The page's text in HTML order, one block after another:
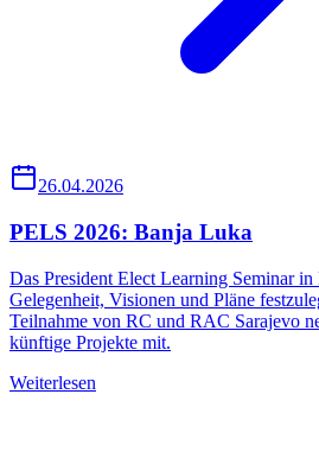
26.04.2026
PELS 2026: Banja Luka
Das President Elect Learning Seminar
Gelegenheit, Visionen und Pläne
Teilnahme von RC und RAC Sarajevo
künftige Projekte mit.
Weiterlesen